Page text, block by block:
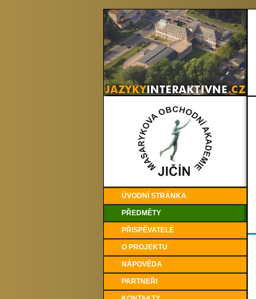
ÚVODNÍ STRÁNKA
PŘEDMĚTY
PŘISPĚVATELÉ
O PROJEKTU
NÁPOVĚDA
PARTNEŘI